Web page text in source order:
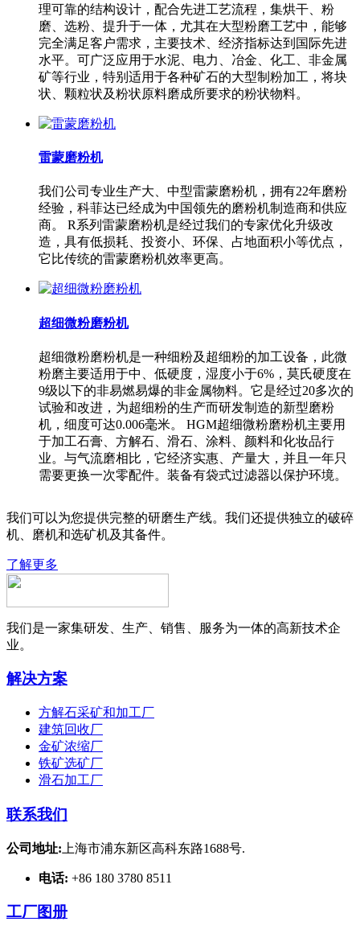
理可靠的结构设计，配合先进工艺流程，集烘干、粉
磨、选粉、提升于一体，尤其在大型粉磨工艺中，能够
完全满足客户需求，主要技术、经济指标达到国际先进
水平。可广泛应用于水泥、电力、冶金、化工、非金属
矿等行业，特别适用于各种矿石的大型制粉加工，将块
状、颗粒状及粉状原料磨成所要求的粉状物料。
雷蒙磨粉机
我们公司专业生产大、中型雷蒙磨粉机，拥有22年磨粉
经验，科菲达已经成为中国领先的磨粉机制造商和供应
商。 R系列雷蒙磨粉机是经过我们的专家优化升级改
造，具有低损耗、投资小、环保、占地面积小等优点，
它比传统的雷蒙磨粉机效率更高。
超细微粉磨粉机
超细微粉磨粉机是一种细粉及超细粉的加工设备，此微
粉磨主要适用于中、低硬度，湿度小于6%，莫氏硬度在
9级以下的非易燃易爆的非金属物料。它是经过20多次的
试验和改进，为超细粉的生产而研发制造的新型磨粉
机，细度可达0.006毫米。 HGM超细微粉磨粉机主要用
于加工石膏、方解石、滑石、涂料、颜料和化妆品行
业。与气流磨相比，它经济实惠、产量大，并且一年只
需要更换一次零配件。装备有袋式过滤器以保护环境。
我们可以为您提供完整的研磨生产线。我们还提供独立的破碎
机、磨机和选矿机及其备件。
了解更多
我们是一家集研发、生产、销售、服务为一体的高新技术企
业。
解决方案
方解石采矿和加工厂
建筑回收厂
金矿浓缩厂
铁矿选矿厂
滑石加工厂
联系我们
公司地址: 上海市浦东新区高科东路1688号.
电话: +86 180 3780 8511
工厂图册